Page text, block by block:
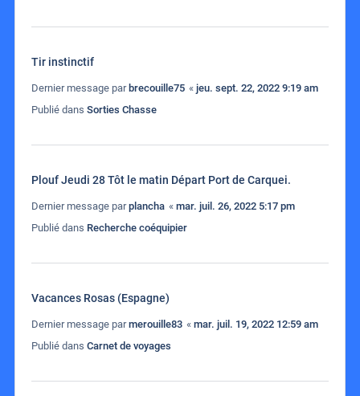
Tir instinctif
Dernier message par brecouille75 « jeu. sept. 22, 2022 9:19 am
Publié dans Sorties Chasse
Plouf Jeudi 28 Tôt le matin Départ Port de Carquei.
Dernier message parplancha « mar. juil. 26, 2022 5:17 pm
Publié dans Recherche coéquipier
Vacances Rosas (Espagne)
Dernier message parmerouille83 « mar. juil. 19, 2022 12:59 am
Publié dans Carnet de voyages